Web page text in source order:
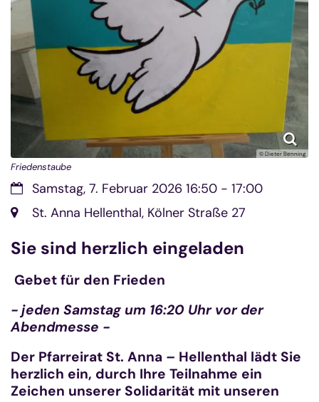
© Dieter Benning
Friedenstaube
Datum:Samstag, 7. Februar 2026 16:50 - 17:00
Ort:St. Anna Hellenthal, Kölner Straße 27
Sie sind herzlich eingeladen
Gebet für den Frieden
- jeden Samstag um 16:20 Uhr vor der
Abendmesse -
Der Pfarreirat St. Anna – Hellenthal lädt Sie
herzlich ein, durch Ihre Teilnahme ein
Zeichen unserer Solidarität mit unseren